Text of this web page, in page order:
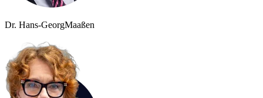
Dr. Hans-GeorgMaaßen